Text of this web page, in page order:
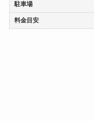
駐車場
料金目安